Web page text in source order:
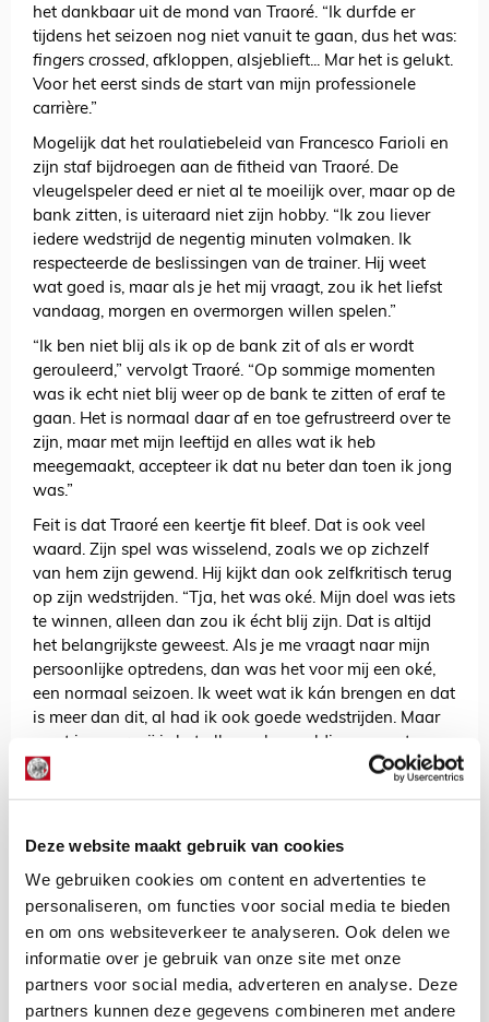
Deze website maakt gebruik van cookies
We gebruiken cookies om content en advertenties te
personaliseren, om functies voor social media te bieden
en om ons websiteverkeer te analyseren. Ook delen we
informatie over je gebruik van onze site met onze
partners voor social media, adverteren en analyse. Deze
partners kunnen deze gegevens combineren met andere
het dankbaar uit de mond van Traoré. “Ik durfde er
tijdens het seizoen nog niet vanuit te gaan, dus het was:
fingers crossed, afkloppen, alsjeblieft... Mar het is gelukt.
Voor het eerst sinds de start van mijn professionele
carrière.”
Mogelijk dat het roulatiebeleid van Francesco Farioli en
zijn staf bijdroegen aan de fitheid van Traoré. De
vleugelspeler deed er niet al te moeilijk over, maar op de
bank zitten, is uiteraard niet zijn hobby. “Ik zou liever
iedere wedstrijd de negentig minuten volmaken. Ik
respecteerde de beslissingen van de trainer. Hij weet
wat goed is, maar als je het mij vraagt, zou ik het liefst
vandaag, morgen en overmorgen willen spelen.”
“Ik ben niet blij als ik op de bank zit of als er wordt
gerouleerd,” vervolgt Traoré. “Op sommige momenten
was ik echt niet blij weer op de bank te zitten of eraf te
gaan. Het is normaal daar af en toe gefrustreerd over te
zijn, maar met mijn leeftijd en alles wat ik heb
meegemaakt, accepteer ik dat nu beter dan toen ik jong
was.”
Feit is dat Traoré een keertje fit bleef. Dat is ook veel
waard. Zijn spel was wisselend, zoals we op zichzelf
van hem zijn gewend. Hij kijkt dan ook zelfkritisch terug
op zijn wedstrijden. “Tja, het was oké. Mijn doel was iets
te winnen, alleen dan zou ik écht blij zijn. Dat is altijd
het belangrijkste geweest. Als je me vraagt naar mijn
persoonlijke optredens, dan was het voor mij een oké,
een normaal seizoen. Ik weet wat ik kán brengen en dat
is meer dan dit, al had ik ook goede wedstrijden. Maar
weet je: voor mij is het alleen al geweldig geweest om
zoveel wedstrijden te spelen.”
Traoré beschouwt afgelopen seizoen als een
gedacht dat hij weer in staat zou zijn zo vaak in actie te
kunnen komen. Zijn lichaam liet hem ditmaal niet in de
steek. Hij hoopt in seizoen 2025/2026 nog meer te
kunnen laten zien. “Zeker weten, zeker weten. Volgend
jaar wordt zeker beter. Mijn lichaam zal nog meer
wennen aan het wedstrijdritme, want ik heb dit zo lang
niet meegemaakt. Het is goed dat de break in de zomer
er nu is, maar daarna zal mijn lichaam nog sterker zijn.”